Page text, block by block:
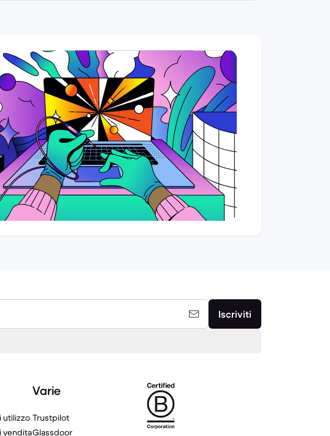
Iscriviti
utilizzo
vendita
Varie
Trustpilot
Glassdoor